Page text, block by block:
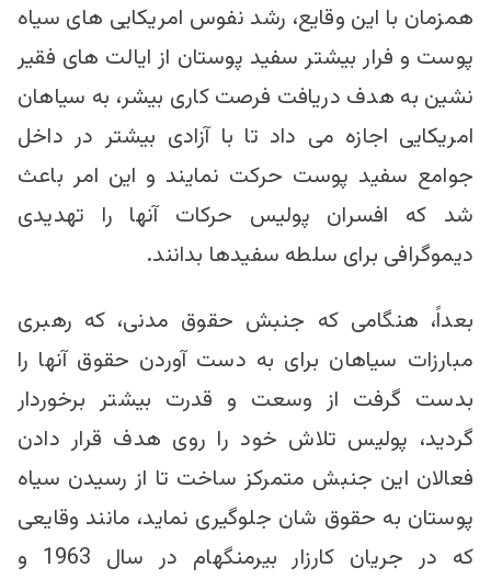
همزمان با این وقایع، رشد نفوس امریکایی های سیاه
پوست و فرار بیشتر سفید پوستان از ایالت های فقیر
نشین به هدف دریافت فرصت کاری بیشر، به سیاهان
امریکایی اجازه می داد تا با آزادی بیشتر در داخل
جوامع سفید پوست حرکت نمایند و این امر باعث
شد که افسران پولیس حرکات آنها را تهدیدی
دیموگرافی برای سلطه سفیدها بدانند.
بعداً، هنگامی که جنبش حقوق مدنی، که رهبری
مبارزات سیاهان برای به دست آوردن حقوق آنها را
بدست گرفت از وسعت و قدرت بیشتر برخوردار
گردید، پولیس تلاش خود را روی هدف قرار دادن
فعالان این جنبش متمرکز ساخت تا از رسیدن سیاه
پوستان به حقوق شان جلوگیری نماید، مانند وقایعی
که در جریان کارزار بیرمنگهام در سال 1963 و